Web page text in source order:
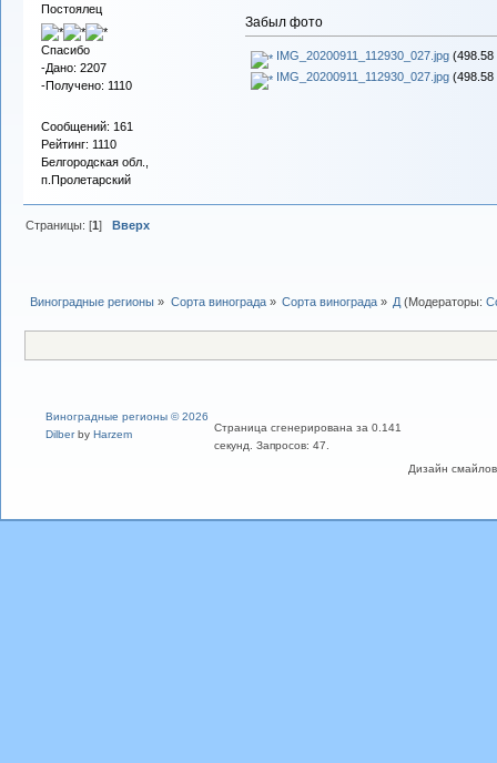
Постоялец
Спасибо
-Дано: 2207
-Получено: 1110
Сообщений: 161
Рейтинг: 1110
Белгородская обл.,
п.Пролетарский
Забыл фото
IMG_20200911_112930_027.jpg(498.58
IMG_20200911_112930_027.jpg(498.58
Страницы: [1] Вверх
Виноградные регионы » Сорта винограда» Сорта винограда» Д (Модераторы:
Дизайн
Виноградные регионы © 2026
Dilberby Harzem
Страница сгенерирована за 0.141
секунд. Запросов: 47.